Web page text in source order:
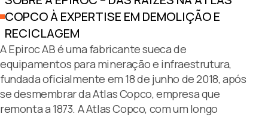
COPCO À EXPERTISE EM DEMOLIÇÃO E
RECICLAGEM
A Epiroc AB é uma fabricante sueca de
equipamentos para mineração e infraestrutura,
fundada oficialmente em 18 de junho de 2018, após
se desmembrar da Atlas Copco, empresa que
remonta a 1873. A Atlas Copco, com um longo